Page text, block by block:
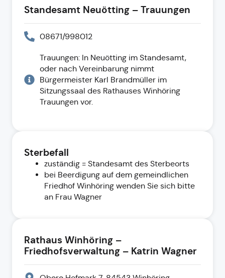
Standesamt Neuötting – Trauungen
08671/998012
Trauungen: In Neuötting im Standesamt,
oder nach Verein­barung nimmt
Bürgermeister Karl Brandmüller im
Sitzungssaal des Rathauses Winhöring
Trauungen vor.
Sterbefall
zuständig = Standesamt des Sterbeorts
bei Beerdigung auf dem gemeindlichen
Friedhof Winhöring wenden Sie sich bitte
an Frau Wagner
Rathaus Winhöring –
Friedhofsverwaltung – Katrin Wagner